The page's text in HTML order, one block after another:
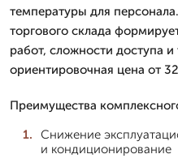
температуры для
торгового склада
работ, сложности доступа
ориентировочная цена от
Преимущества
Снижение
и кондиционирование